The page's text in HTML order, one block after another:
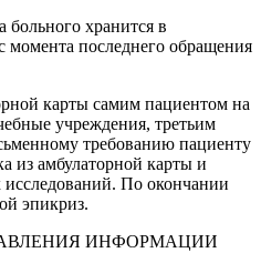
хранится в
момента последнего обращения
карты самим пациентом на
учреждения, третьим
требованию пациенту
из амбулаторной карты и
исследований. По окончании
эпикриз.
ИНФОРМАЦИИ